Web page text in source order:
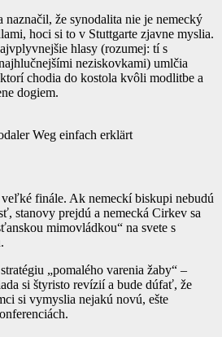
naznačil, že synodalita nie je nemecký
hoci si to v Stuttgarte zjavne myslia.
hlasy (rozumej: tí s
neziskovkami) umlčia
chodia do kostola kvôli modlitbe a
dogiem.
Weg einfach erklärt
finále. Ak nemeckí biskupi nebudú
stanovy prejdú a nemecká Cirkev sa
mimovládkou“ na svete s
„pomalého varenia žaby“ –
si štyristo revízií a bude dúfať, že
si vymyslia nejakú novú, ešte